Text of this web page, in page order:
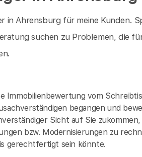
in Ahrensburg für meine Kunden.
suchen zu Problemen, die
Immobilienbewertung vom
begangen und
Sicht auf Sie
bzw. Modernisierungen zu
gerechtfertigt sein könnte.